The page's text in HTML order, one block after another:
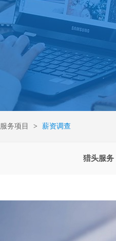
服务项目 > 薪资调查
猎头服务